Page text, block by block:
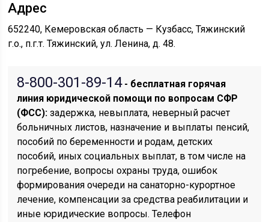
Адрес
652240, Кемеровская область — Кузбасс, Тяжинский
г.о., п.г.т. Тяжинский, ул. Ленина, д. 48.
8-800-301-89-14- бесплатная горячая
линия юридической помощи по вопросам CФР
(ФСС): задержка, невыплата, неверный расчет
больничных листов, назначение и выплаты пенсий,
пособий по беременности и родам, детских
пособий, иных социальных выплат, в том числе на
погребение, вопросы охраны труда, ошибок
формирования очереди на санаторно-курортное
лечение, компенсации за средства реабилитации и
иные юридические вопросы. Телефон